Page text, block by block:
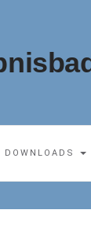
DOWNLOADS